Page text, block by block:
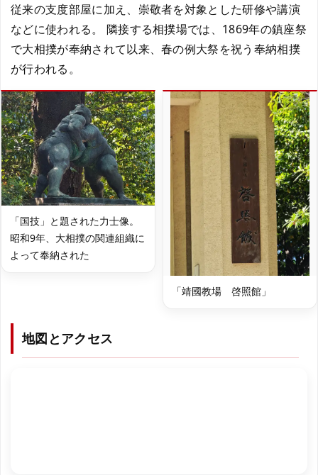
従来の支度部屋に加え、崇敬者を対象とした研修や講演
などに使われる。 隣接する相撲場では、1869年の鎮座祭
で大相撲が奉納されて以来、春の例大祭を祝う奉納相撲
が行われる。
「国技」と題された力士像。
昭和9年、大相撲の関連組織に
よって奉納された
「靖國教場 啓照館」
地図とアクセス